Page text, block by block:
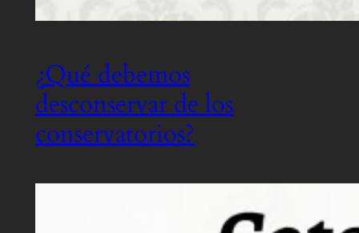
¿Qué debemos
desconservar de los
conservatorios?